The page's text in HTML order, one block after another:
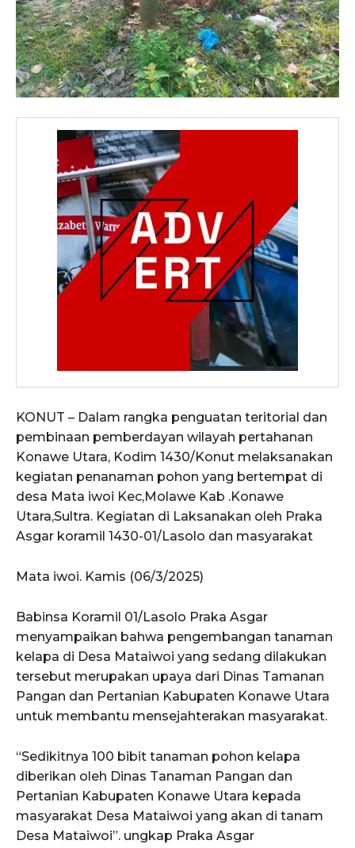
KONUT – Dalam rangka penguatan teritorial dan
pembinaan pemberdayan wilayah pertahanan
Konawe Utara, Kodim 1430/Konut melaksanakan
kegiatan penanaman pohon yang bertempat di
desa Mata iwoi Kec,Molawe Kab .Konawe
Utara,Sultra. Kegiatan di Laksanakan oleh Praka
Asgar koramil 1430-01/Lasolo dan masyarakat
Mata iwoi. Kamis (06/3/2025)
Babinsa Koramil 01/Lasolo Praka Asgar
menyampaikan bahwa pengembangan tanaman
kelapa di Desa Mataiwoi yang sedang dilakukan
tersebut merupakan upaya dari Dinas Tamanan
Pangan dan Pertanian Kabupaten Konawe Utara
untuk membantu mensejahterakan masyarakat.
“Sedikitnya 100 bibit tanaman pohon kelapa
diberikan oleh Dinas Tanaman Pangan dan
Pertanian Kabupaten Konawe Utara kepada
masyarakat Desa Mataiwoi yang akan di tanam
Desa Mataiwoi”. ungkap Praka Asgar